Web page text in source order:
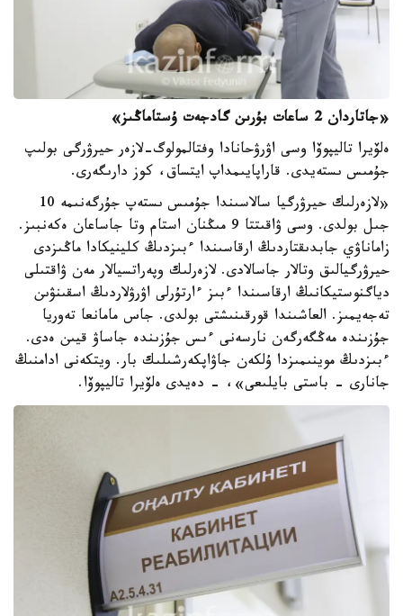
«جاتاردان 2 ساعات بۇرىن گادجەت ۇستاماڭىز»
ەلۆيرا تاليپوۆا وسى اۋرۋحانادا وفتالمولوگ-لازەر حيرۋرگى بولىپ
جۇمىس ىستەيدى. قاراپايىمداپ ايتساق، كوز دارىگەرى.
«لازەرلىك حيرۋرگيا سالاسىندا جۇمىس ىستەپ جۇرگەنىمە 10
جىل بولدى. وسى ۋاقىتتا 9 مىڭنان استام وتا جاساعان ەكەنبىز.
زاماناۋي جابدىقتاردىڭ ارقاسىندا ءبىزدىڭ كلينيكادا ماڭىزدى
حيرۋرگيالىق وتالار جاسالادى. لازەرلىك وپەراتسيالار مەن ۋاقتىلى
دياگنوستيكانىڭ ارقاسىندا ءبىز ءارتۇرلى اۋرۋلاردىڭ اسقىنۋىن
تەجەيمىز. العاشىندا قورقىنىشتى بولدى. جاس مامانعا تەوريا
جۇزىندە مەڭگەرگەن نارسەنى ءىس جۇزىندە جاساۋ قيىن ەدى.
ءبىزدىڭ موينىمىزدا ۇلكەن جاۋاپكەرشىلىك بار. ويتكەنى ادامنىڭ
جانارى - باستى بايلىعى»، - دەيدى ەلۆيرا تاليپوۆا.